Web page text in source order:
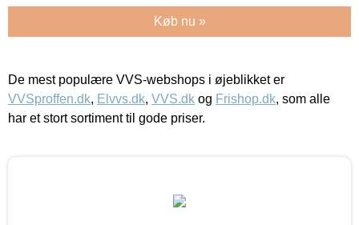
Køb nu »
De mest populære VVS-webshops i øjeblikket er
VVSproffen.dk, Elvvs.dk, VVS.dk og Frishop.dk, som alle
har et stort sortiment til gode priser.